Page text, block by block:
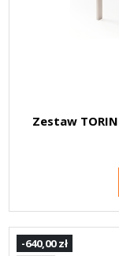
Zestaw
-640,00 zł